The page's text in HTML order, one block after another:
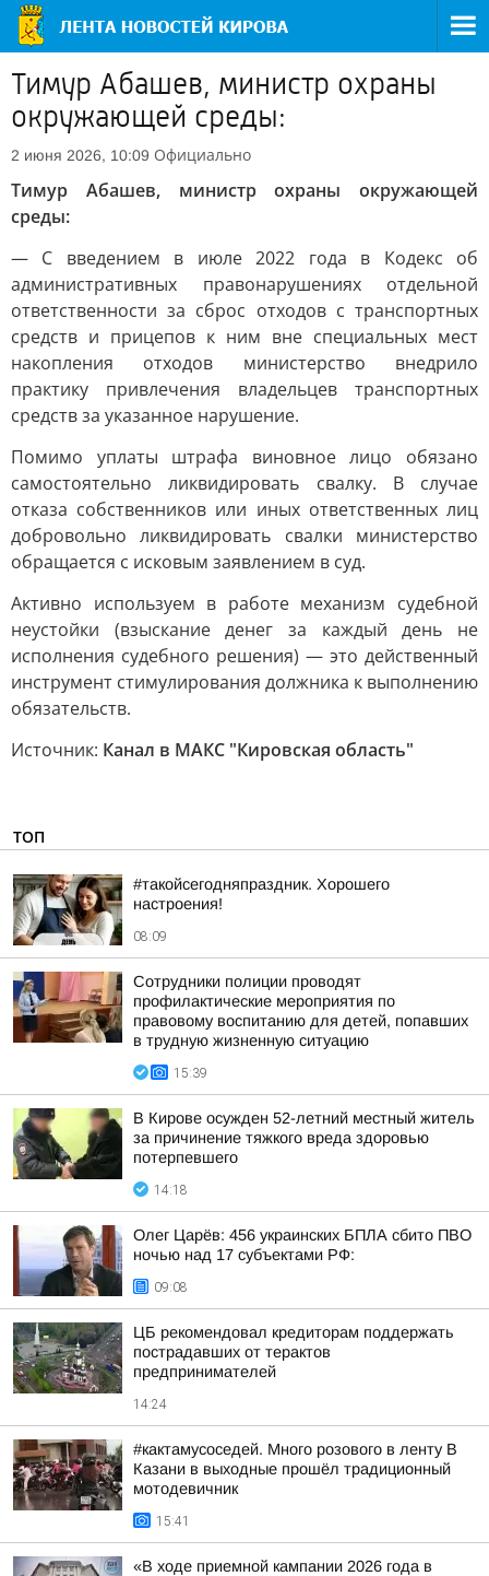
Тимур Абашев, министр охраны
окружающей среды:
2 июня 2026, 10:09 Официально
Тимур Абашев, министр охраны окружающей
среды:
— С введением в июле 2022 года в Кодекс об
административных правонарушениях отдельной
ответственности за сброс отходов с транспортных
средств и прицепов к ним вне специальных мест
накопления отходов министерство внедрило
практику привлечения владельцев транспортных
средств за указанное нарушение.
Помимо уплаты штрафа виновное лицо обязано
самостоятельно ликвидировать свалку. В случае
отказа собственников или иных ответственных лиц
добровольно ликвидировать свалки министерство
обращается с исковым заявлением в суд.
Активно используем в работе механизм судебной
неустойки (взыскание денег за каждый день не
исполнения судебного решения) — это действенный
инструмент стимулирования должника к выполнению
обязательств.
Источник: Канал в МАКС "Кировская область"
ТОП
#такойсегодняпраздник. Хорошего
настроения!
08:09
Сотрудники полиции проводят
профилактические мероприятия по
правовому воспитанию для детей, попавших
в трудную жизненную ситуацию
15:39
В Кирове осужден 52-летний местный житель
за причинение тяжкого вреда здоровью
потерпевшего
14:18
Олег Царёв: 456 украинских БПЛА сбито ПВО
ночью над 17 субъектами РФ:
09:08
ЦБ рекомендовал кредиторам поддержать
пострадавших от терактов
предпринимателей
14:24
#кактамусоседей. Много розового в ленту В
Казани в выходные прошёл традиционный
мотодевичник
15:41
«В ходе приемной кампании 2026 года в